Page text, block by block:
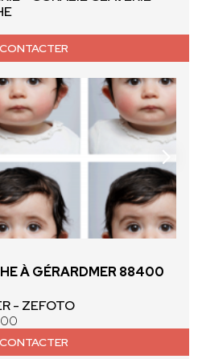
CONTACTER
À GÉRARDMER 88400
- ZEFOTO
CONTACTER